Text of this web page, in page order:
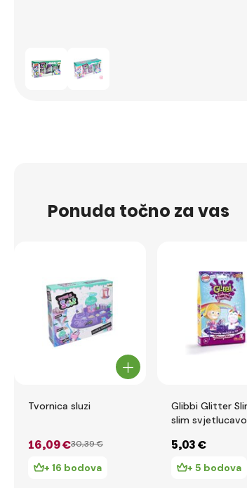
Ponuda točno za vas
Tvornica sluzi
16,09 €30,39 €
+ 16 bodova
Glibbi Glitter
slim svjetlucavo
5,03 €
+ 5 bodova